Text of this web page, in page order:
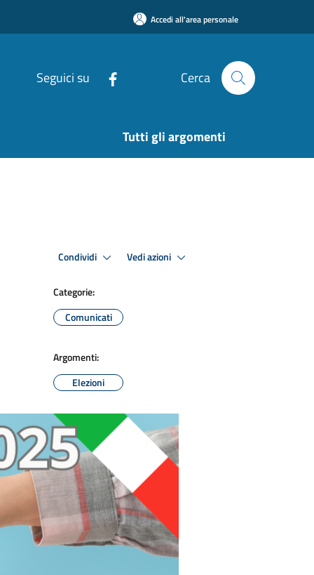
Accedi all'area personale
Seguici su Cerca
Tutti gli argomenti
Condividi Vedi azioni
Categorie:
Comunicati
Argomenti:
Elezioni